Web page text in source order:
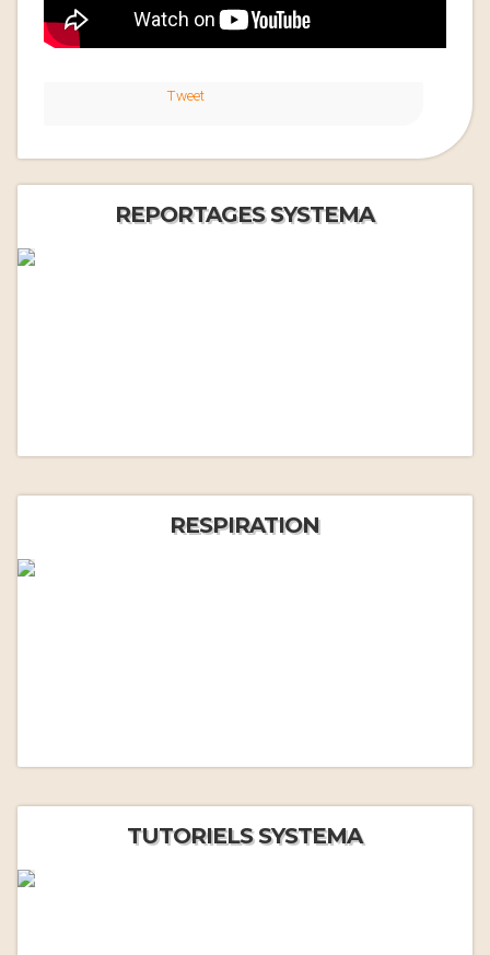
Tweet
REPORTAGES SYSTEMA
RESPIRATION
TUTORIELS SYSTEMA